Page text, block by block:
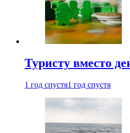
Туристу вместо
1 год спустя1 год спустя